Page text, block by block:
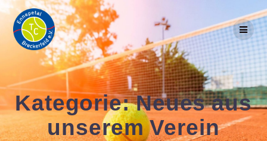
Kategorie:Neues aus
unserem Verein